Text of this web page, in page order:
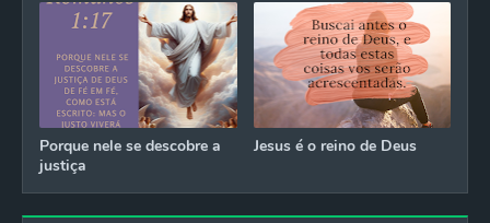
Porque nele se descobre a
justiça
Jesus é o reino de Deus